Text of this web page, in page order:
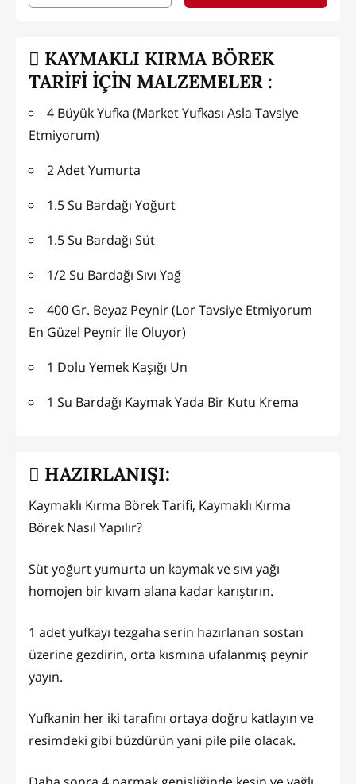
KAYMAKLI KIRMA BÖREK
TARİFİ İÇİN MALZEMELER :
4 Büyük Yufka (Market Yufkası Asla Tavsiye
Etmiyorum)
2 Adet Yumurta
1.5 Su Bardağı Yoğurt
1.5 Su Bardağı Süt
1/2 Su Bardağı Sıvı Yağ
400 Gr. Beyaz Peynir (Lor Tavsiye Etmiyorum
En Güzel Peynir İle Oluyor)
1 Dolu Yemek Kaşığı Un
1 Su Bardağı Kaymak Yada Bir Kutu Krema
HAZIRLANIŞI:
Kaymaklı Kırma Börek Tarifi, Kaymaklı Kırma
Börek Nasıl Yapılır?
Süt yoğurt yumurta un kaymak ve sıvı yağı
homojen bir kıvam alana kadar karıştırın.
1 adet yufkayı tezgaha serin hazırlanan sostan
üzerine gezdirin, orta kısmına ufalanmış peynir
yayın.
Yufkanin her iki tarafını ortaya doğru katlayın ve
resimdeki gibi büzdürün yani pile pile olacak.